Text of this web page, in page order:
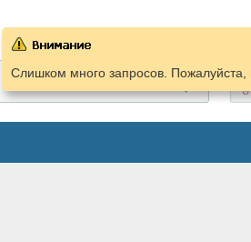
Слишком много запросов. Пожалуйста,